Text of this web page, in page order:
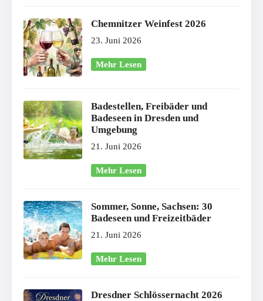
Chemnitzer Weinfest 2026
23. Juni 2026
Mehr Lesen
Badestellen, Freibäder und
Badeseen in Dresden und
Umgebung
21. Juni 2026
Mehr Lesen
Sommer, Sonne, Sachsen: 30
Badeseen und Freizeitbäder
21. Juni 2026
Mehr Lesen
Dresdner Schlössernacht 2026